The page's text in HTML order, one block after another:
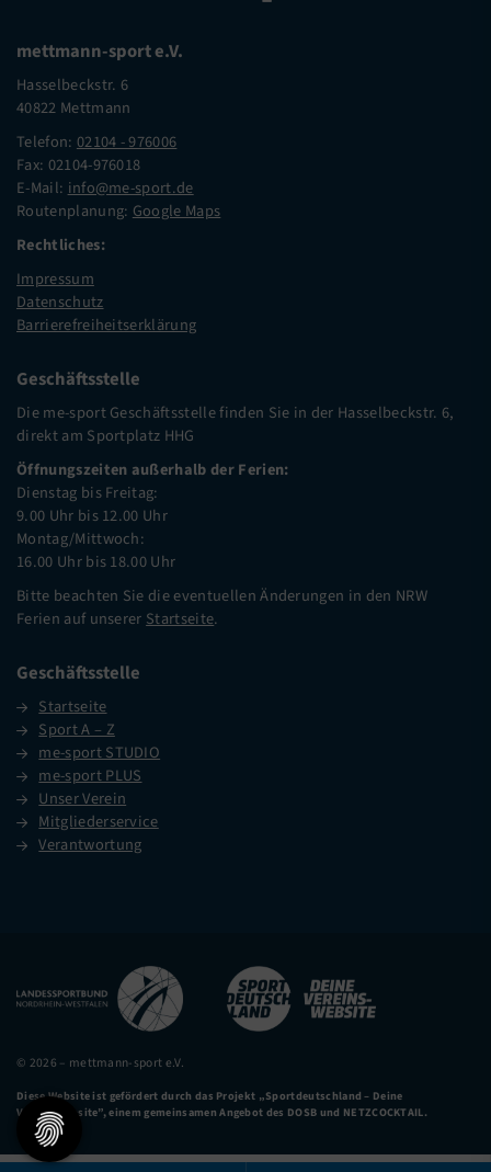
mettmann-sport e.V.
Hasselbeckstr. 6
40822 Mettmann
Telefon: 02104 - 976006
Fax: 02104-976018
E-Mail: info@me-sport.de
Routenplanung: Google Maps
Rechtliches:
Impressum
Datenschutz
Barrierefreiheitserklärung
Geschäftsstelle
Die me-sport Geschäftsstelle finden Sie in der Hasselbeckstr. 6,
direkt am Sportplatz HHG
Öffnungszeiten außerhalb der Ferien:
Dienstag bis Freitag:
9.00 Uhr bis 12.00 Uhr
Montag/Mittwoch:
16.00 Uhr bis 18.00 Uhr
Bitte beachten Sie die eventuellen Änderungen in den NRW
Ferien auf unserer Startseite.
Geschäftsstelle
Startseite
Sport A – Z
me-sport STUDIO
me-sport PLUS
Unser Verein
Mitgliederservice
Verantwortung
© 2026 – mettmann-sport e.V.
Diese Website ist gefördert durch das Projekt „Sportdeutschland – Deine
Vereinswebsite”, einem gemeinsamen Angebot des DOSB und NETZCOCKTAIL.